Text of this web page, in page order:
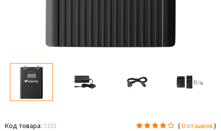
Код товара: 7201 (0 отзывов )